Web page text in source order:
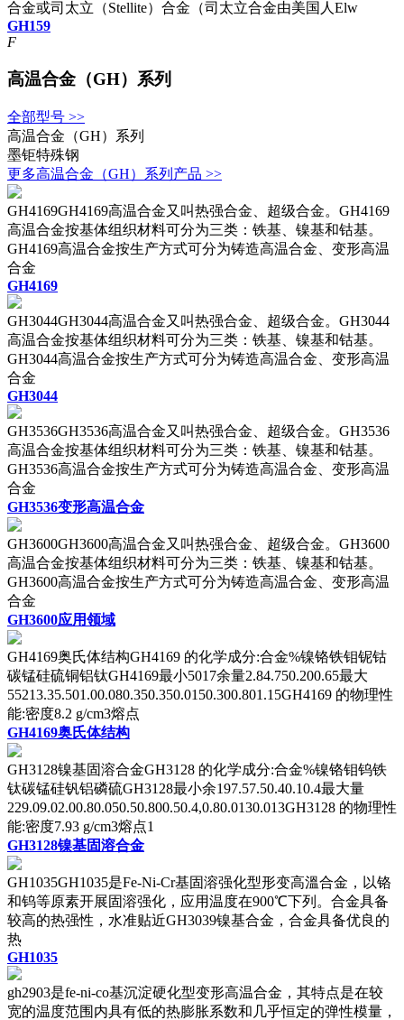
合金或司太立（Stellite）合金（司太立合金由美国人Elw
GH159
F
高温合金（GH）系列
全部型号 >>
高温合金（GH）系列
墨钜特殊钢
更多高温合金（GH）系列产品 >>
GH4169GH4169高温合金又叫热强合金、超级合金。GH4169
高温合金按基体组织材料可分为三类：铁基、镍基和钴基。
GH4169高温合金按生产方式可分为铸造高温合金、变形高温
合金
GH4169
GH3044GH3044高温合金又叫热强合金、超级合金。GH3044
高温合金按基体组织材料可分为三类：铁基、镍基和钴基。
GH3044高温合金按生产方式可分为铸造高温合金、变形高温
合金
GH3044
GH3536GH3536高温合金又叫热强合金、超级合金。GH3536
高温合金按基体组织材料可分为三类：铁基、镍基和钴基。
GH3536高温合金按生产方式可分为铸造高温合金、变形高温
合金
GH3536变形高温合金
GH3600GH3600高温合金又叫热强合金、超级合金。GH3600
高温合金按基体组织材料可分为三类：铁基、镍基和钴基。
GH3600高温合金按生产方式可分为铸造高温合金、变形高温
合金
GH3600应用领域
GH4169奥氏体结构GH4169 的化学成分:合金%镍铬铁钼铌钴
碳锰硅硫铜铝钛GH4169最小5017余量2.84.750.200.65最大
55213.35.501.00.080.350.350.0150.300.801.15GH4169 的物理性
能:密度8.2 g/cm3熔点
GH4169奥氏体结构
GH3128镍基固溶合金GH3128 的化学成分:合金%镍铬钼钨铁
钛碳锰硅钒铝磷硫GH3128最小余197.57.50.40.10.4最大量
229.09.02.00.80.050.50.800.50.4,0.80.0130.013GH3128 的物理性
能:密度7.93 g/cm3熔点1
GH3128镍基固溶合金
GH1035GH1035是Fe-Ni-Cr基固溶强化型形变高溫合金，以铬
和钨等原素开展固溶强化，应用温度在900℃下列。合金具备
较高的热强性，水准贴近GH3039镍基合金，合金具备优良的
热
GH1035
gh2903是fe-ni-co基沉淀硬化型变形高温合金，其特点是在较
宽的温度范围内具有低的热膨胀系数和几乎恒定的弹性模量，